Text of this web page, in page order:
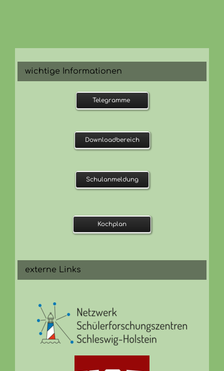
wichtige Informationen
Telegramme
Downloadbereich
Schulanmeldung
Kochplan
externe Links